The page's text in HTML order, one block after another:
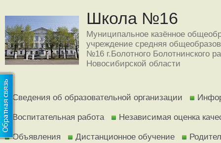
Школа №16
Муниципальное казённое
учреждение средняя
№16 г.Болотного Болотнинского
Новосибирской области
Сведения об образовательной организации
Воспитательная работа Независимая оценка
Объявления Дистанционное обучение